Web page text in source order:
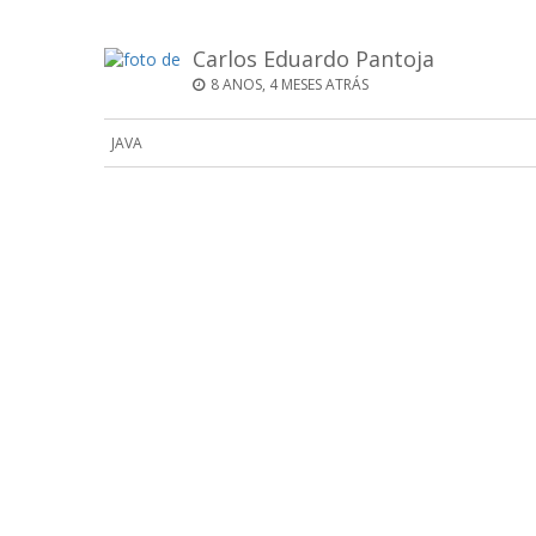
Carlos Eduardo Pantoja
8 ANOS, 4 MESES ATRÁS
JAVA